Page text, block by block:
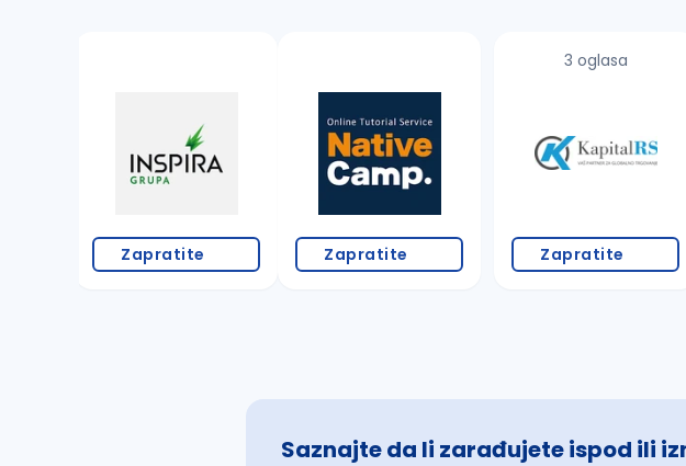
proverite pravopisne greške (koristite č, ć, š, đ, ž, dž)
povećajte radijus za odabrani grad
Zapratite Zapratite
3 oglasa
Zapratite
Saznajte da li zarađujete ispod ili